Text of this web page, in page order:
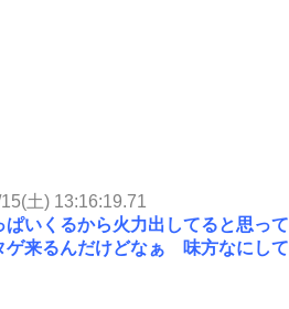
土) 13:16:19.71
ぱいくるから火力出してると思っ
ゲ来るんだけどなぁ 味方なにし